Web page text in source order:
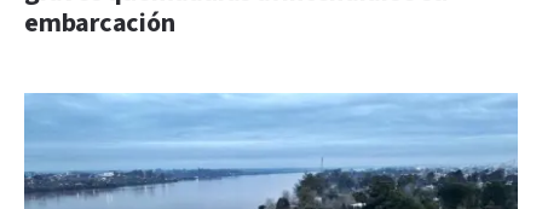
embarcación